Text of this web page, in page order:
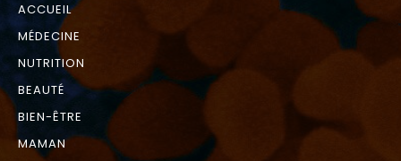
ACCUEIL
MÉDECINE
NUTRITION
BEAUTÉ
BIEN-ÊTRE
MAMAN